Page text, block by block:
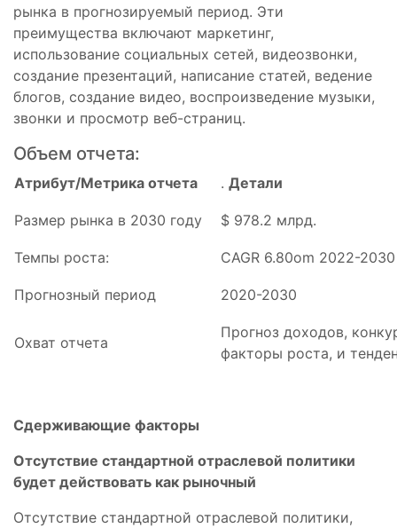
рынка в прогнозируемый период. Эти
преимущества включают маркетинг,
использование социальных сетей, видеозвонки,
создание презентаций, написание статей, ведение
блогов, создание видео, воспроизведение музыки,
звонки и просмотр веб-страниц.
Объем отчета:
Атрибут/Метрика отчета . Детали
Размер рынка в 2030 году $ 978.2 млрд.
Темпы роста: CAGR 6.80om 2022-2030
Прогнозный период 2020-2030
Охват отчета
Прогноз доходов,
факторы роста, и
Сдерживающие факторы
Отсутствие стандартной отраслевой политики
будет действовать как рыночный
Отсутствие стандартной отраслевой политики,